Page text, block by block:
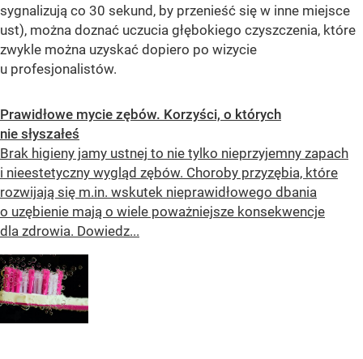
sygnalizują co 30 sekund, by przenieść się w inne miejsce
ust), można doznać uczucia głębokiego czyszczenia, które
zwykle można uzyskać dopiero po wizycie
u profesjonalistów.
Prawidłowe mycie zębów. Korzyści, o których
nie słyszałeś
Brak higieny jamy ustnej to nie tylko nieprzyjemny zapach
i nieestetyczny wygląd zębów. Choroby przyzębia, które
rozwijają się m.in. wskutek nieprawidłowego dbania
o uzębienie mają o wiele poważniejsze konsekwencje
dla zdrowia. Dowiedz...